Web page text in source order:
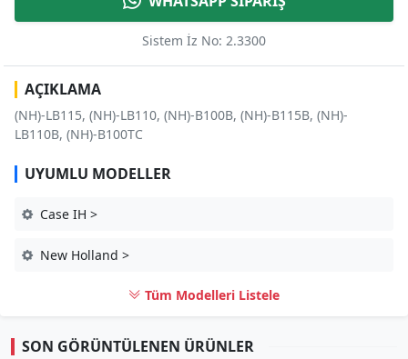
Sistem İz No: 2.3300
AÇIKLAMA
(NH)-LB115, (NH)-LB110, (NH)-B100B, (NH)-B115B, (NH)-
LB110B, (NH)-B100TC
UYUMLU MODELLER
Case IH >
New Holland >
Tüm Modelleri Listele
SON GÖRÜNTÜLENEN ÜRÜNLER